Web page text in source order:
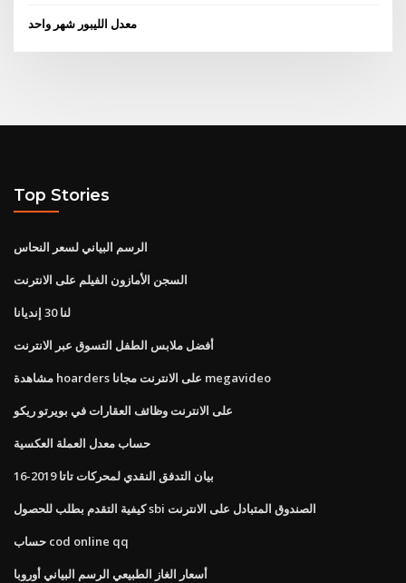
معدل الليبور شهر واحد
Top Stories
الرسم البياني لسعر النحاس
السجن الأمازون الفيلم على الانترنت
لنا 30 إنديانا
أفضل ملابس الطفل التسوق عبر الانترنت
مشاهدة hoarders على الانترنت مجانا megavideo
على الانترنت وظائف العقارات في بويرتو ريكو
حساب معدل العملة العكسية
بيان التدفق النقدي لمحركات تاتا 2019-16
كيفية التقدم بطلب للحصول sbi الصندوق المتبادل على الانترنت
حساب cod online qq
أسعار الغاز الطبيعي الرسم البياني أوروبا